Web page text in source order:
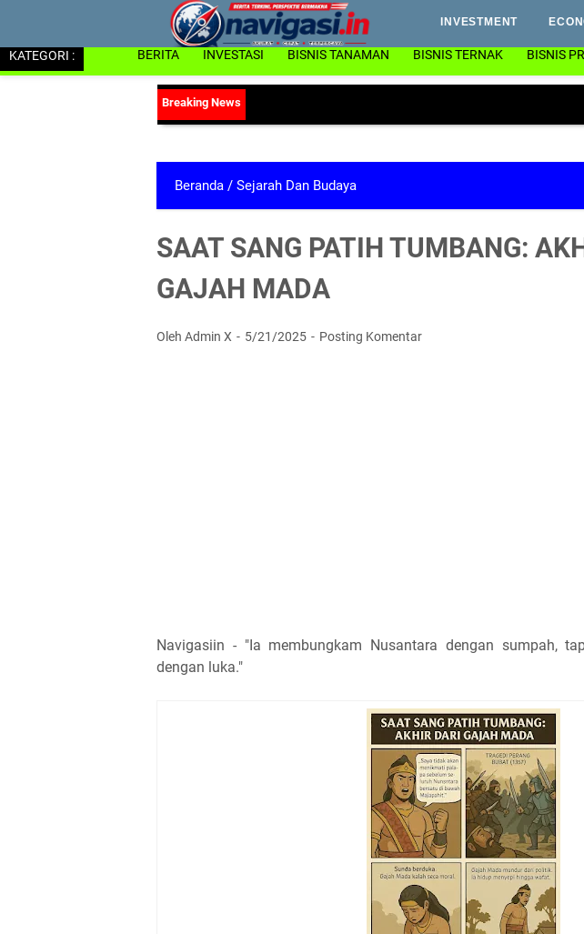
INVESTMENT
KATEGORI : BERITA INVESTASI BISNIS TANAMAN BISNIS TERNAK BISNIS
Beranda / Sejarah Dan Budaya
SAAT SANG PATIH TUMBANG:
GAJAH MADA
Oleh Admin X 5/21/2025 Posting Komentar
Navigasiin - "Ia membungkam Nusantara dengan sumpah,
dengan luka."